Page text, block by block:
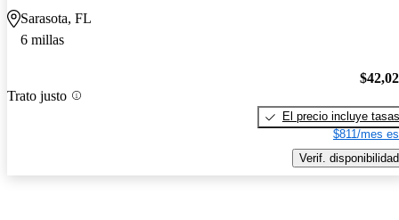
Sarasota, FL
6 millas
Trato justo
El precio incluye tasas
$811/mes
Verif. disponibilidad